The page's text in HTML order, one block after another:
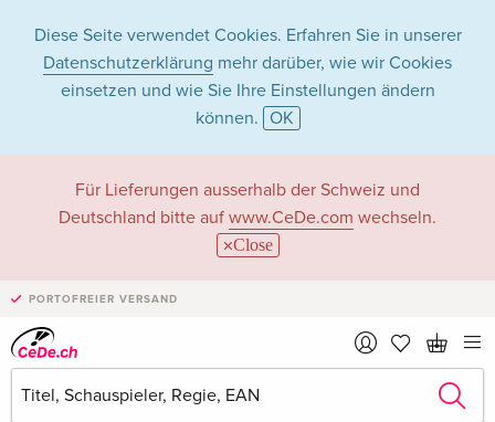
Diese Seite verwendet Cookies. Erfahren Sie in unserer
Datenschutzerklärung mehr darüber, wie wir Cookies
einsetzen und wie Sie Ihre Einstellungen ändern
können. OK
Für Lieferungen ausserhalb der Schweiz und
Deutschland bitte auf www.CeDe.com wechseln.
Close
PORTOFREIER VERSAND